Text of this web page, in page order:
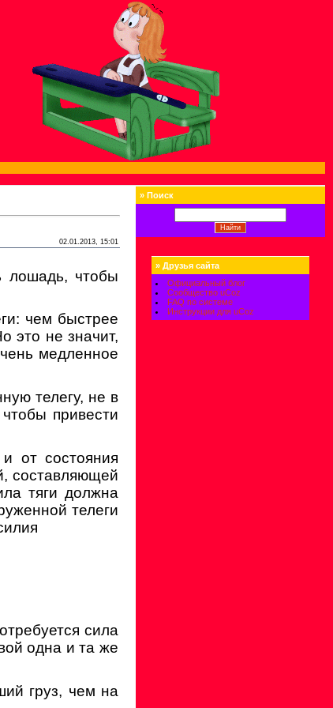
02.01.2013, 15:01
лошадь, чтобы
чем быстрее
это не значит,
медленное
телегу, не в
привести
от состояния
составляющей
тяги должна
телеги
сила
одна и та же
груз, чем на
» Поиск
» Друзья сайта
Официальный блог
Сообщество uCoz
FAQ по системе
Инструкции для uCoz